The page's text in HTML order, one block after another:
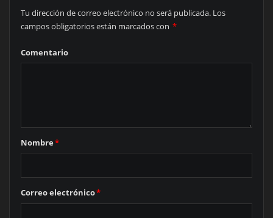
Tu dirección de correo electrónico no será publicada. Los
campos obligatorios están marcados con *
Comentario
Nombre*
Correo electrónico*